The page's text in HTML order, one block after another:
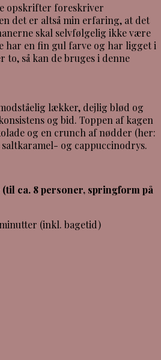
opskrifter foreskriver
det er altså min erfaring, at det
skal selvfølgelig ikke være
har en fin gul farve og har ligget i
to, så kan de bruges i denne
lækker, dejlig blød og
og bid. Toppen af kagen
og en crunch af nødder (her:
og cappuccinodrys.
ca. 8 personer, springform på
(inkl. bagetid)